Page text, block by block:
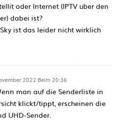
oder Internet (IPTV uber den
dabei ist?
ist das leider nicht wirklich
2022 Beim 20:36
man auf die Senderliste in
klickt/tippt, erscheinen die
UHD-Sender.